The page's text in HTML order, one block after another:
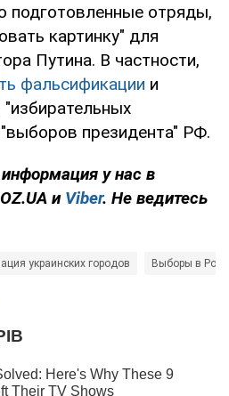
подготовленные отряды,
картинку" для
Путина. В частности,
фальсификации и
президента" РФ.
у нас в
и Viber. Не ведитесь
украинских городов Выборы в